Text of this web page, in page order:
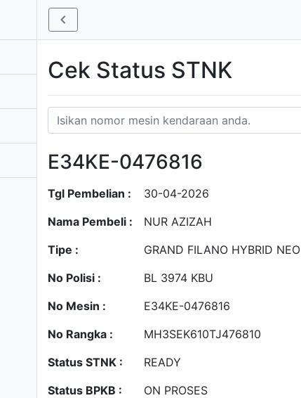
Cek Status STNK
E34KE-0476816
Tgl Pembelian :
30-04-2026
Nama Pembeli :
NUR AZIZAH
Tipe :
GRAND FILANO HYBRID NEO
No Polisi :
BL 3974 KBU
No Mesin :
E34KE-0476816
No Rangka :
MH3SEK610TJ476810
Status STNK :
READY
Status BPKB :
ON PROSES